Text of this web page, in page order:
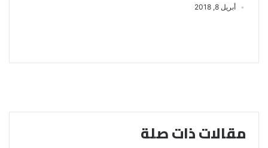
أبريل 8, 2018
مقالات ذات صلة